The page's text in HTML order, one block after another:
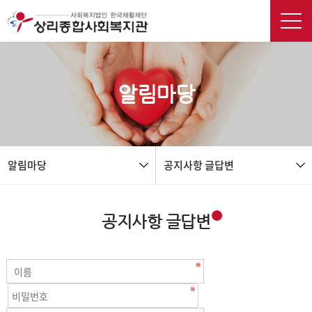
알림마당
알림마당 공지사항 글답변
공지사항 글답변